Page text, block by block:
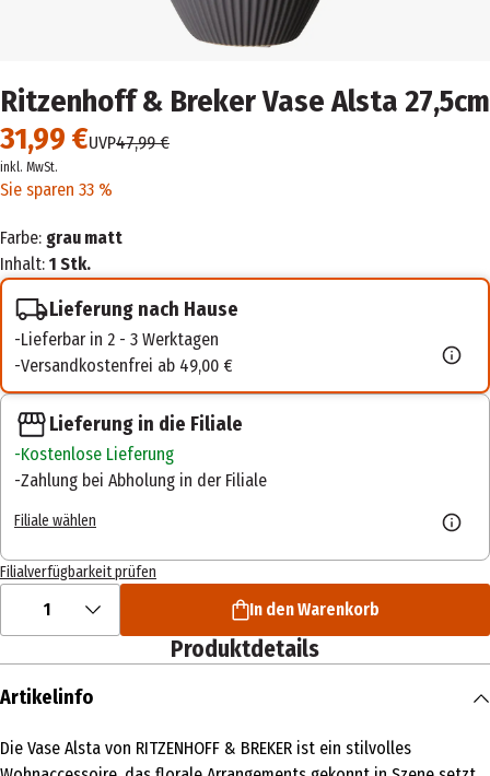
Ritzenhoff & Breker Vase Alsta 27,5cm
31,99 €UVP47,99 €
inkl. MwSt.
Sie sparen 33 %
Farbe: grau matt
Inhalt: 1 Stk.
Lieferung nach Hause
Lieferbar in 2 - 3 Werktagen
Versandkostenfrei ab 49,00 €
Lieferung in die Filiale
Kostenlose Lieferung
Zahlung bei Abholung in der Filiale
Filiale wählen
Filialverfügbarkeit prüfen
1 In den Warenkorb
Produktdetails
Artikelinfo
Die Vase Alsta von RITZENHOFF & BREKER ist ein stilvolles